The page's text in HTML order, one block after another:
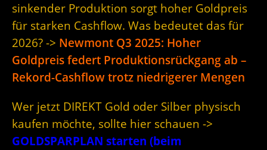
sinkender Produktion sorgt hoher Goldpreis
für starken Cashflow. Was bedeutet das für
2026? -> Newmont Q3 2025: Hoher
Goldpreis federt Produktionsrückgang ab –
Rekord-Cashflow trotz niedrigerer Mengen
Wer jetzt DIREKT Gold oder Silber physisch
kaufen möchte, sollte hier schauen ->
GOLDSPARPLAN starten (beim